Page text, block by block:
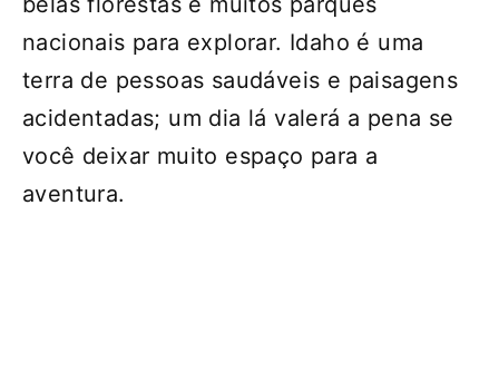
nacionais para explorar. Idaho é uma
terra de pessoas saudáveis ​​e paisagens
acidentadas; um dia lá valerá a pena se
você deixar muito espaço para a
aventura.